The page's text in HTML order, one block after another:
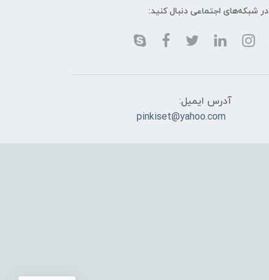
در شبکه‌های اجتماعی دنبال کنید:
آدرس ایمیل:
pinkiset@yahoo.com